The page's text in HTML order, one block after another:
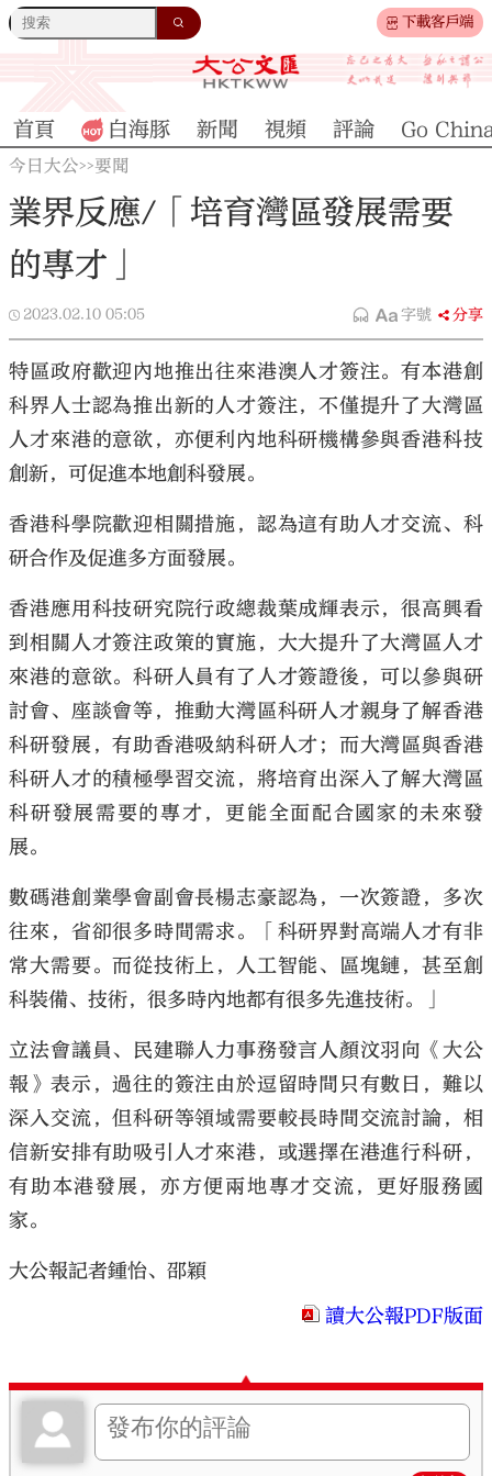
下載客戶端
大公文匯
首頁 白海豚 新聞 視頻 評論 Go
今日大公>>要聞
業界反應/「培育灣區發展需要
的專才」
2023.02.10 05:05 字號 分享
特區政府歡迎內地推出往來港澳人才簽注。有本港創
科界人士認為推出新的人才簽注，不僅提升了大灣區
人才來港的意欲，亦便利內地科研機構參與香港科技
創新，可促進本地創科發展。
香港科學院歡迎相關措施，認為這有助人才交流、科
研合作及促進多方面發展。
香港應用科技研究院行政總裁葉成輝表示，很高興看
到相關人才簽注政策的實施，大大提升了大灣區人才
來港的意欲。科研人員有了人才簽證後，可以參與研
討會、座談會等，推動大灣區科研人才親身了解香港
科研發展，有助香港吸納科研人才；而大灣區與香港
科研人才的積極學習交流，將培育出深入了解大灣區
科研發展需要的專才，更能全面配合國家的未來發
展。
數碼港創業學會副會長楊志豪認為，一次簽證，多次
往來，省卻很多時間需求。「科研界對高端人才有非
常大需要。而從技術上，人工智能、區塊鏈，甚至創
科裝備、技術，很多時內地都有很多先進技術。」
立法會議員、民建聯人力事務發言人顏汶羽向《大公
報》表示，過往的簽注由於逗留時間只有數日，難以
深入交流，但科研等領域需要較長時間交流討論，相
信新安排有助吸引人才來港，或選擇在港進行科研，
有助本港發展，亦方便兩地專才交流，更好服務國
家。
大公報記者鍾怡、邵穎
讀大公報PDF版面